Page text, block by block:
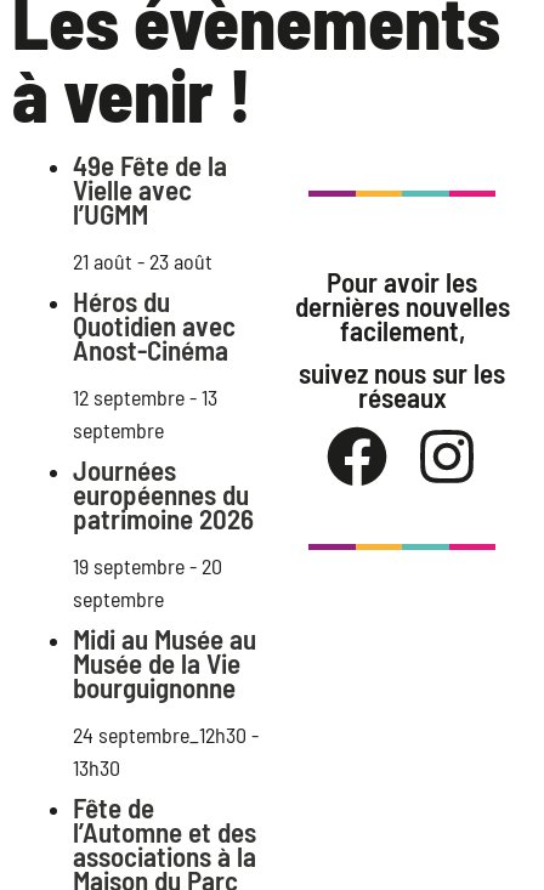
Les évènements
à venir !
49e Fête de la
Vielle avec
l’UGMM
21 août - 23 août
Héros du
Quotidien avec
Anost-Cinéma
12 septembre-13
septembre
Journées
européennes du
patrimoine 2026
19 septembre- 20
septembre
Midi au Musée au
Musée de la Vie
bourguignonne
24 septembre_12h30 -
13h30
Fête de
l’Automne et des
associations à la
Maison du Parc
Pour avoir les
dernières nouvelles
facilement,
suivez nous sur les
réseaux